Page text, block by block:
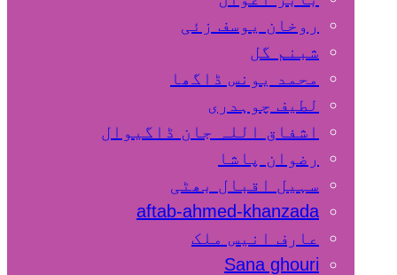
روخان یوسف زئی
شبنم گل
محمد یونس ڈاگھا
لطیف چوہدری
اشفاق اللہ جان ڈاگیوال
رضوان پاشا
سہیل اقبال بھٹی
aftab-ahmed-khanzada
عارف انیس ملک
Sana ghouri